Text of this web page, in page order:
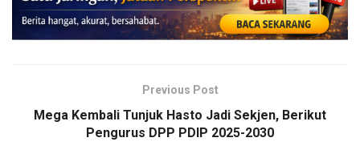
Previous Post
Mega Kembali Tunjuk Hasto Jadi Sekjen, Berikut
Pengurus DPP PDIP 2025-2030